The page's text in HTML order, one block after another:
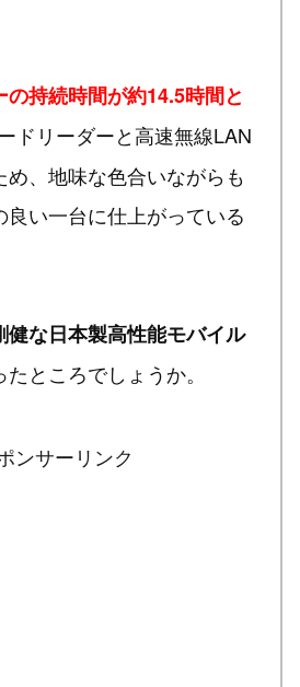
の持続時間が約14.5時間と
ドリーダーと高速無線LAN
め、地味な色合いながらも
い一台に仕上がっている
健な日本製高性能モバイル
たところでしょうか。
ンサーリンク